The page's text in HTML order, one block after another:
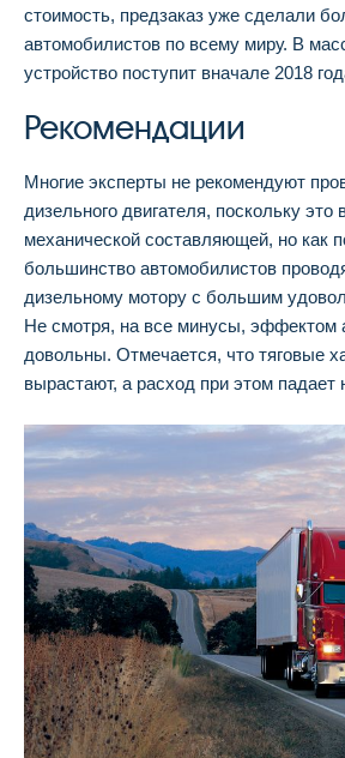
стоимость, предзаказ уже сделали
автомобилистов по всему миру. В
устройство поступит вначале 2018
Рекомендации
Многие эксперты не рекомендуют
дизельного двигателя, поскольку это
механической составляющей, но как
большинство автомобилистов
дизельному мотору с большим
Не смотря, на все минусы, эффектом
довольны. Отмечается, что тяговые
вырастают, а расход при этом падает